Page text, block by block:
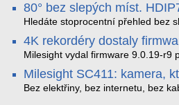
dopravních přestupků. Tento
sofistikovanými algoritmy umělé
tak, aby poskytoval komplexní
dopravních předpisů, zvyšoval
optimalizoval plynulost dopravy v
80° bez slepých míst.
streamuje na YouTube –
Hledáte stoprocentní přehled bez
panoramatická kamera
4MP senzorů SONY do jednoho
zkreslení. K tomu přidává AI
YouTube – bez běžícího počítače.
4K rekordéry dostaly
které musíte vědět.
Milesight vydal firmware 9.0.19-r9
které vám zjednoduší práci – a
spoustu zbytečných výjezdů k
Milesight SC411: kamera,
kabel nedosáhne
Bez elektřiny, bez internetu, bez